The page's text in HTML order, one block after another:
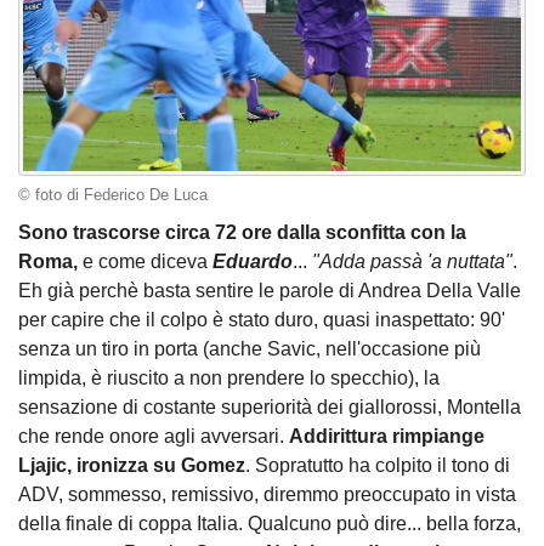
© foto di Federico De Luca
Sono trascorse circa 72 ore dalla sconfitta con la
Roma, e come diceva Eduardo... "Adda passà 'a nuttata".
Eh già perchè basta sentire le parole di Andrea Della Valle
per capire che il colpo è stato duro, quasi inaspettato: 90'
senza un tiro in porta (anche Savic, nell'occasione più
limpida, è riuscito a non prendere lo specchio), la
sensazione di costante superiorità dei giallorossi, Montella
che rende onore agli avversari. Addirittura rimpiange
Ljajic, ironizza su Gomez. Sopratutto ha colpito il tono di
ADV, sommesso, remissivo, diremmo preoccupato in vista
della finale di coppa Italia. Qualcuno può dire... bella forza,